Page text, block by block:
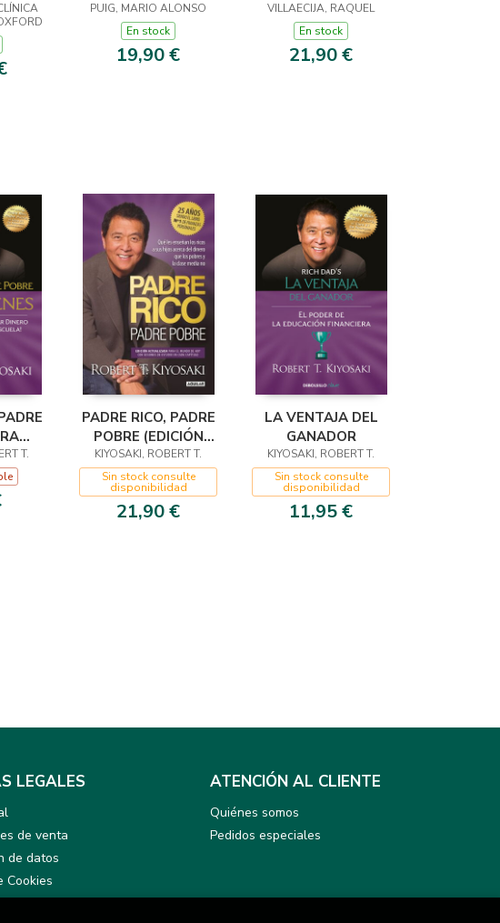
PUIG, MARIO ALONSO
En stock
19,90 €
VILLAECIJA, RAQUEL
En stock
21,90 €
T.
PADRE RICO, PADRE
POBRE (EDICIÓN
ESPECIAL
AMPLIADA,
ACTUALIZADA Y EN
TAPA DURA)
KIYOSAKI, ROBERT T.
Sin stock consulte
disponibilidad
21,90 €
LA VENTAJA DEL
GANADOR
KIYOSAKI, ROBERT T.
Sin stock consulte
disponibilidad
11,95 €
LEGALES
de venta
de datos
Cookies
ATENCIÓN AL CLIENTE
Quiénes somos
Pedidos especiales